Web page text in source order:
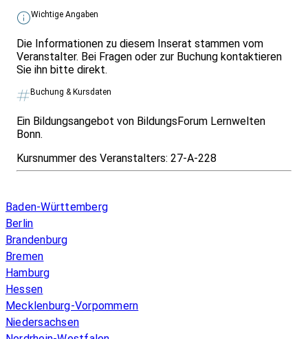
Wichtige Angaben
Die Informationen zu diesem Inserat stammen vom
Veranstalter. Bei Fragen oder zur Buchung kontaktieren
Sie ihn bitte direkt.
Buchung & Kursdaten
Ein Bildungsangebot von BildungsForum Lernwelten
Bonn.
Kursnummer des Veranstalters: 27-A-228
Baden-Württemberg
Berlin
Brandenburg
Bremen
Hamburg
Hessen
Mecklenburg-Vorpommern
Niedersachsen